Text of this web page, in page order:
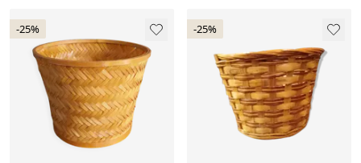
-25% -25%